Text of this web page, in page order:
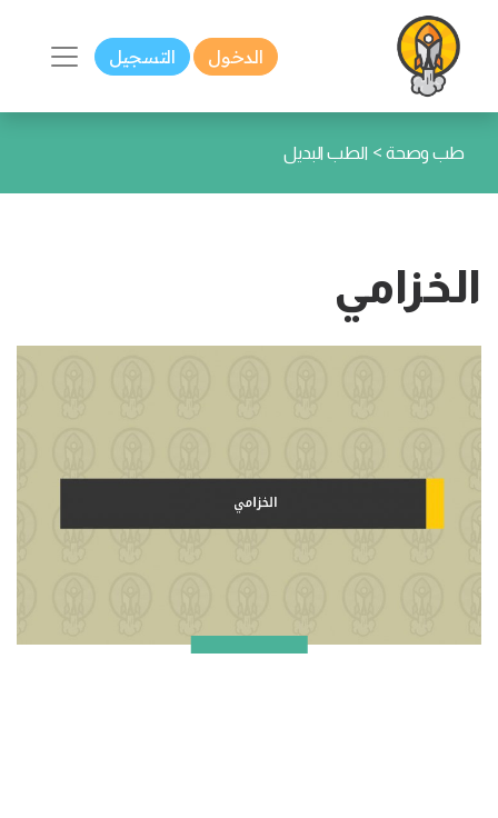
الدخول التسجيل
طب وصحة > الطب البديل
الخزامي